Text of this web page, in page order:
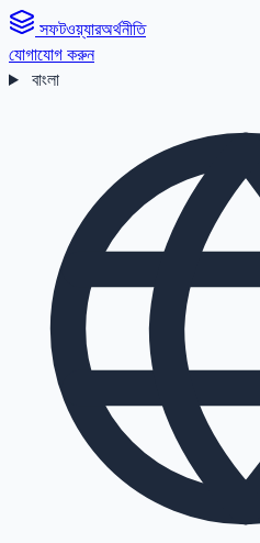
সফটওয়্যারঅর্থনীতি
যোগাযোগ করুন
বাংলা